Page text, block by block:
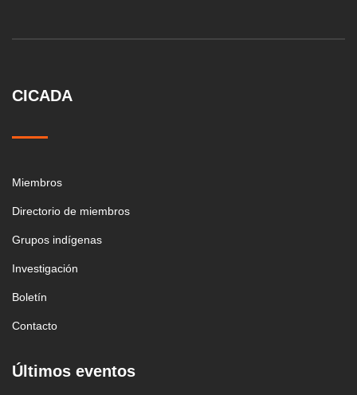
CICADA
Miembros
Directorio de miembros
Grupos indígenas
Investigación
Boletín
Contacto
Últimos eventos